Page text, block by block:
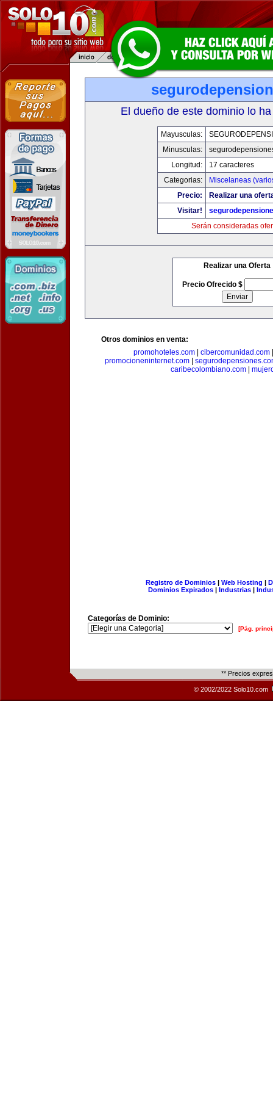
El dueño de este dominio lo
Mayusculas:
Minusculas:
Longitud:
17 caracteres
Categorias:
Miscelaneas
Precio:
Realizar una
Visitar!
Serán consideradas
Realizar una Oferta
Precio Ofrecido $
Otros dominios en venta:
promohoteles.com
cibercomunidad.com
promocioneninternet.com|
caribecolombiano.com|
Registro de Dominios| Web Hosting |
Dominios Expirados | Industrias |
Categorías de Dominio:
[Pág.
** Precios
© 2002/2022 Solo10.com